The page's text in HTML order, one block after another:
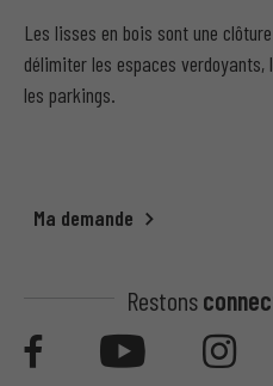
Les lisses en bois sont une
délimiter les espaces
les parkings.
Ma demande
Restons